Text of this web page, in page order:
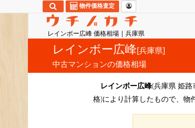
レインボー広峰 価格相場 | 兵庫県
物件価格査定
レインボー広峰[兵庫県]
中古マンションの価格相場
レインボー広峰(兵庫県 姫
格)により計算したもので、物